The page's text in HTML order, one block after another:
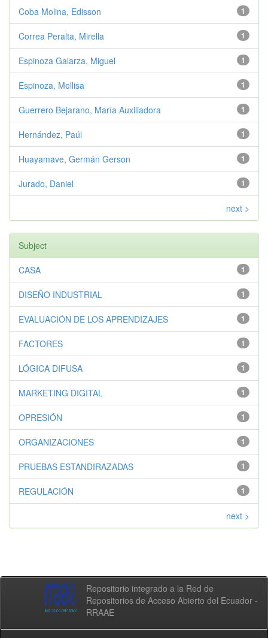
1
Coba Molina, Edisson
1
Correa Peralta, Mirella
1
Espinoza Galarza, Miguel
1
Espinoza, Mellisa
1
Guerrero Bejarano, María Auxiliadora
1
Hernández, Paúl
1
Huayamave, Germán Gerson
1
Jurado, Daniel
next >
Subject
1
CASA
1
DISEÑO INDUSTRIAL
1
EVALUACIÓN DE LOS APRENDIZAJES
1
FACTORES
1
LÓGICA DIFUSA
1
MARKETING DIGITAL
1
OPRESIÓN
1
ORGANIZACIONES
1
PRUEBAS ESTANDIRAZADAS
1
REGULACIÓN
next >
Repositorio integrado a la Red de
Repositorios de Acceso Abierto del Ecuador -
RRAAE